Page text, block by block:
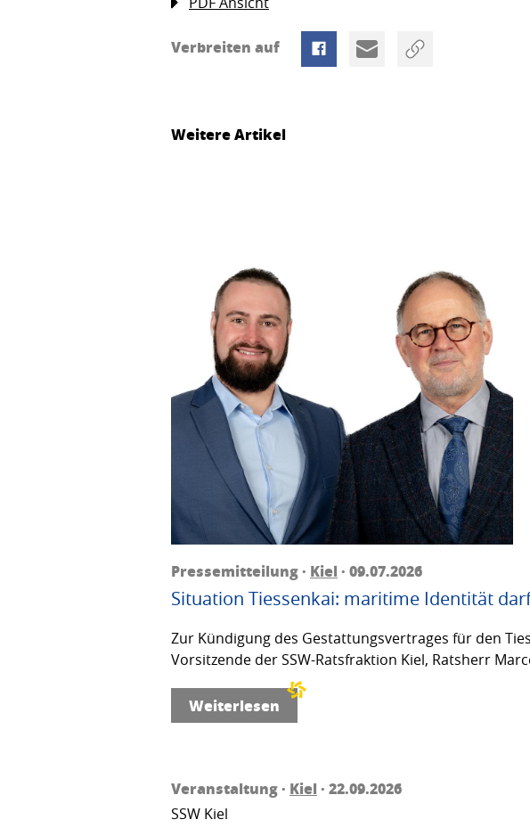
Verbreiten auf
Weitere Artikel
Pressemitteilung · Kiel · 09.07.2026
Situation Tiessenkai: maritime Identität
Zur Kündigung des Gestattungsvertrages für den
Vorsitzende der SSW-Ratsfraktion Kiel, Ratsherr
Weiterlesen
Veranstaltung · Kiel · 22.09.2026
SSW Kiel